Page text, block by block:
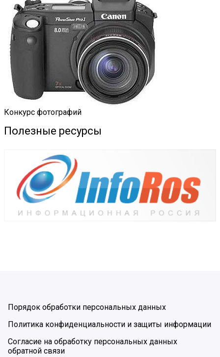
Конкурс фотографий
Полезные ресурсы
Порядок обработки персональных данных
Политика конфиденциальности и защиты информации
Согласие на обработку персональных данных
обратной связи